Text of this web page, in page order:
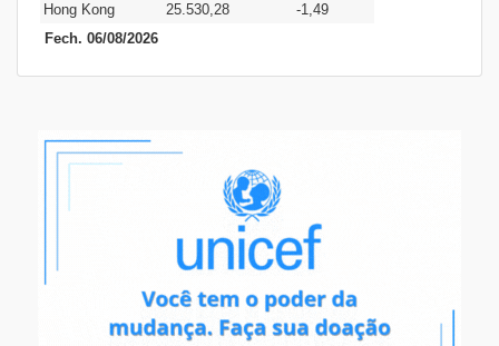
Hong Kong
25.530,28
-1,49
Fech. 06/08/2026